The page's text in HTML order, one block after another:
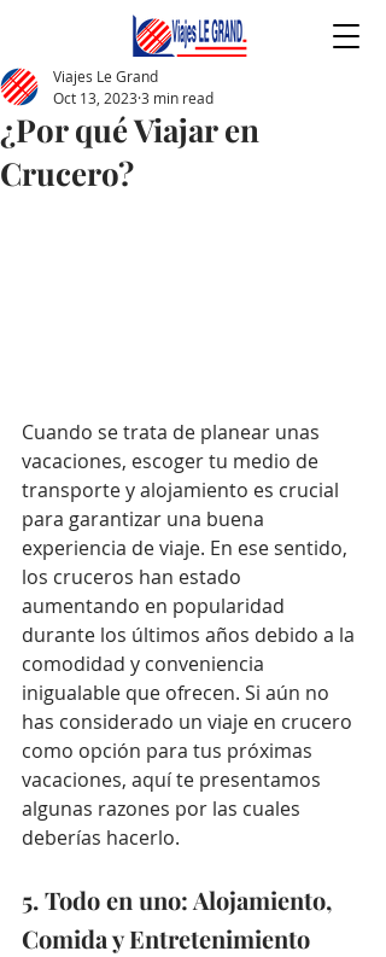
¿Por qué Viajar en
Crucero?
Viajes Le Grand
Oct 13, 2023 3 min read
Cuando se trata de planear unas
vacaciones, escoger tu medio de
transporte y alojamiento es crucial
para garantizar una buena
experiencia de viaje. En ese sentido,
los cruceros han estado
aumentando en popularidad
durante los últimos años debido a la
comodidad y conveniencia
inigualable que ofrecen. Si aún no
has considerado un viaje en crucero
como opción para tus próximas
vacaciones, aquí te presentamos
algunas razones por las cuales
deberías hacerlo.
5. Todo en uno: Alojamiento,
Comida y Entretenimiento